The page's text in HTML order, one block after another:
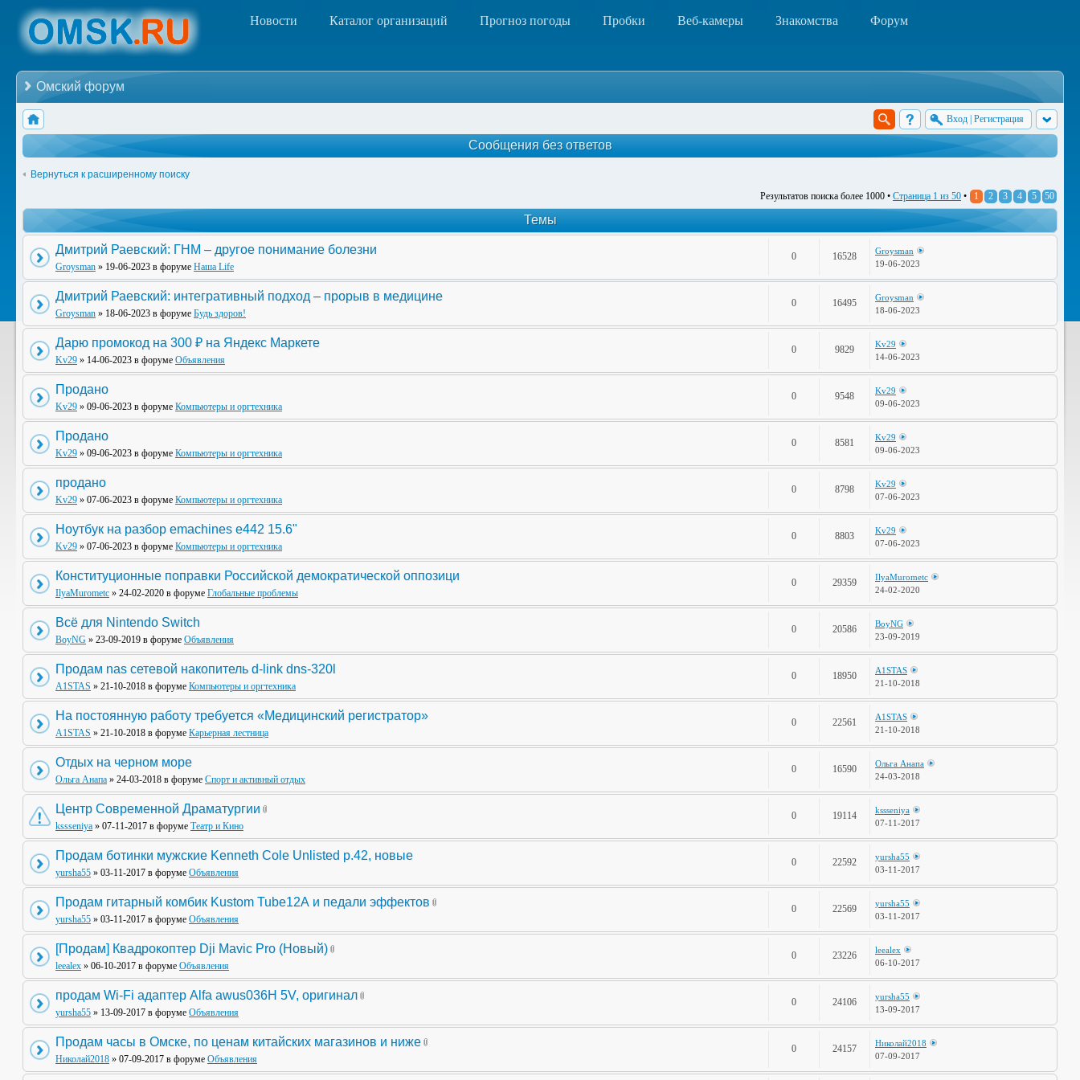
Новости Каталог организаций Прогноз погоды Пробки Веб-камеры Знакомства Форум
Омский форум
Вход Регистрация
Сообщения без ответов
Вернуться к расширенному поиску
Результатов поиска более 1000 • Страница 1 из 50 • 1 2 3 4 5 50
Темы
Дмитрий Раевский: ГНМ – другое понимание болезни
Groysman » 19-06-2023 в форуме Наша Life
0 16528
Groysman
19-06-2023
Дмитрий Раевский: интегративный подход – прорыв в медицине
Groysman » 18-06-2023 в форуме Будь здоров!
0 16495
Groysman
18-06-2023
Дарю промокод на 300 ₽ на Яндекс Маркете
Kv29 » 14-06-2023 в форуме Объявления
0 9829
Kv29
14-06-2023
Продано
Kv29 » 09-06-2023 в форуме Компьютеры и оргтехника
0 9548
Kv29
09-06-2023
Продано
Kv29 » 09-06-2023 в форуме Компьютеры и оргтехника
0 8581
Kv29
09-06-2023
продано
Kv29 » 07-06-2023 в форуме Компьютеры и оргтехника
0 8798
Kv29
07-06-2023
Ноутбук на разбор emachines e442 15.6"
Kv29 » 07-06-2023 в форуме Компьютеры и оргтехника
0 8803
Kv29
07-06-2023
Конституционные поправки Российской демократической оппозици
IlyaMurometc » 24-02-2020 в форуме Глобальные проблемы
0 29359
IlyaMurometc
24-02-2020
Всё для Nintendo Switch
BoyNG » 23-09-2019 в форуме Объявления
0 20586
BoyNG
23-09-2019
Продам nas сетевой накопитель d-link dns-320l
A1STAS » 21-10-2018 в форуме Компьютеры и оргтехника
0 18950
A1STAS
21-10-2018
На постоянную работу требуется «Медицинский регистратор»
A1STAS » 21-10-2018 в форуме Карьерная лестница
0 22561
A1STAS
21-10-2018
Отдых на черном море
Ольга Анапа » 24-03-2018 в форуме Спорт и активный отдых
0 16590
Ольга Анапа
24-03-2018
Центр Современной Драматургии
kssseniya » 07-11-2017 в форуме Театр и Кино
0 19114
kssseniya
07-11-2017
Продам ботинки мужские Kenneth Cole Unlisted р.42, новые
yursha55 » 03-11-2017 в форуме Объявления
0 22592
yursha55
03-11-2017
Продам гитарный комбик Kustom Tube12А и педали эффектов
yursha55 » 03-11-2017 в форуме Объявления
0 22569
yursha55
03-11-2017
[Продам] Квадрокоптер Dji Mavic Pro (Новый)
leealex » 06-10-2017 в форуме Объявления
0 23226
leealex
06-10-2017
продам Wi-Fi адаптер Alfa awus036H 5V, оригинал
yursha55 » 13-09-2017 в форуме Объявления
0 24106
yursha55
13-09-2017
Продам часы в Омске, по ценам китайских магазинов и ниже
Николай2018 » 07-09-2017 в форуме Объявления
0 24157
Николай2018
07-09-2017